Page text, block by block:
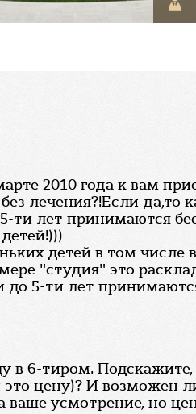
2010 года к вам
лечения?!Если
лет принимаются
детей в том числе
"студия" это
до 5-ти лет
в 6-тиром.
цену)? И возможен
усмотрение, но